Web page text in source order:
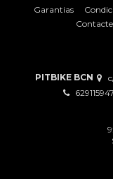
Garantias
PITBIKE BCN
629115947